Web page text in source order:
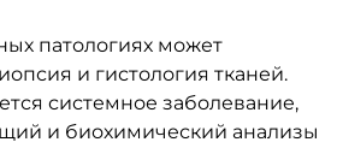
патологиях может
и гистология тканей.
системное заболевание,
и биохимический анализы